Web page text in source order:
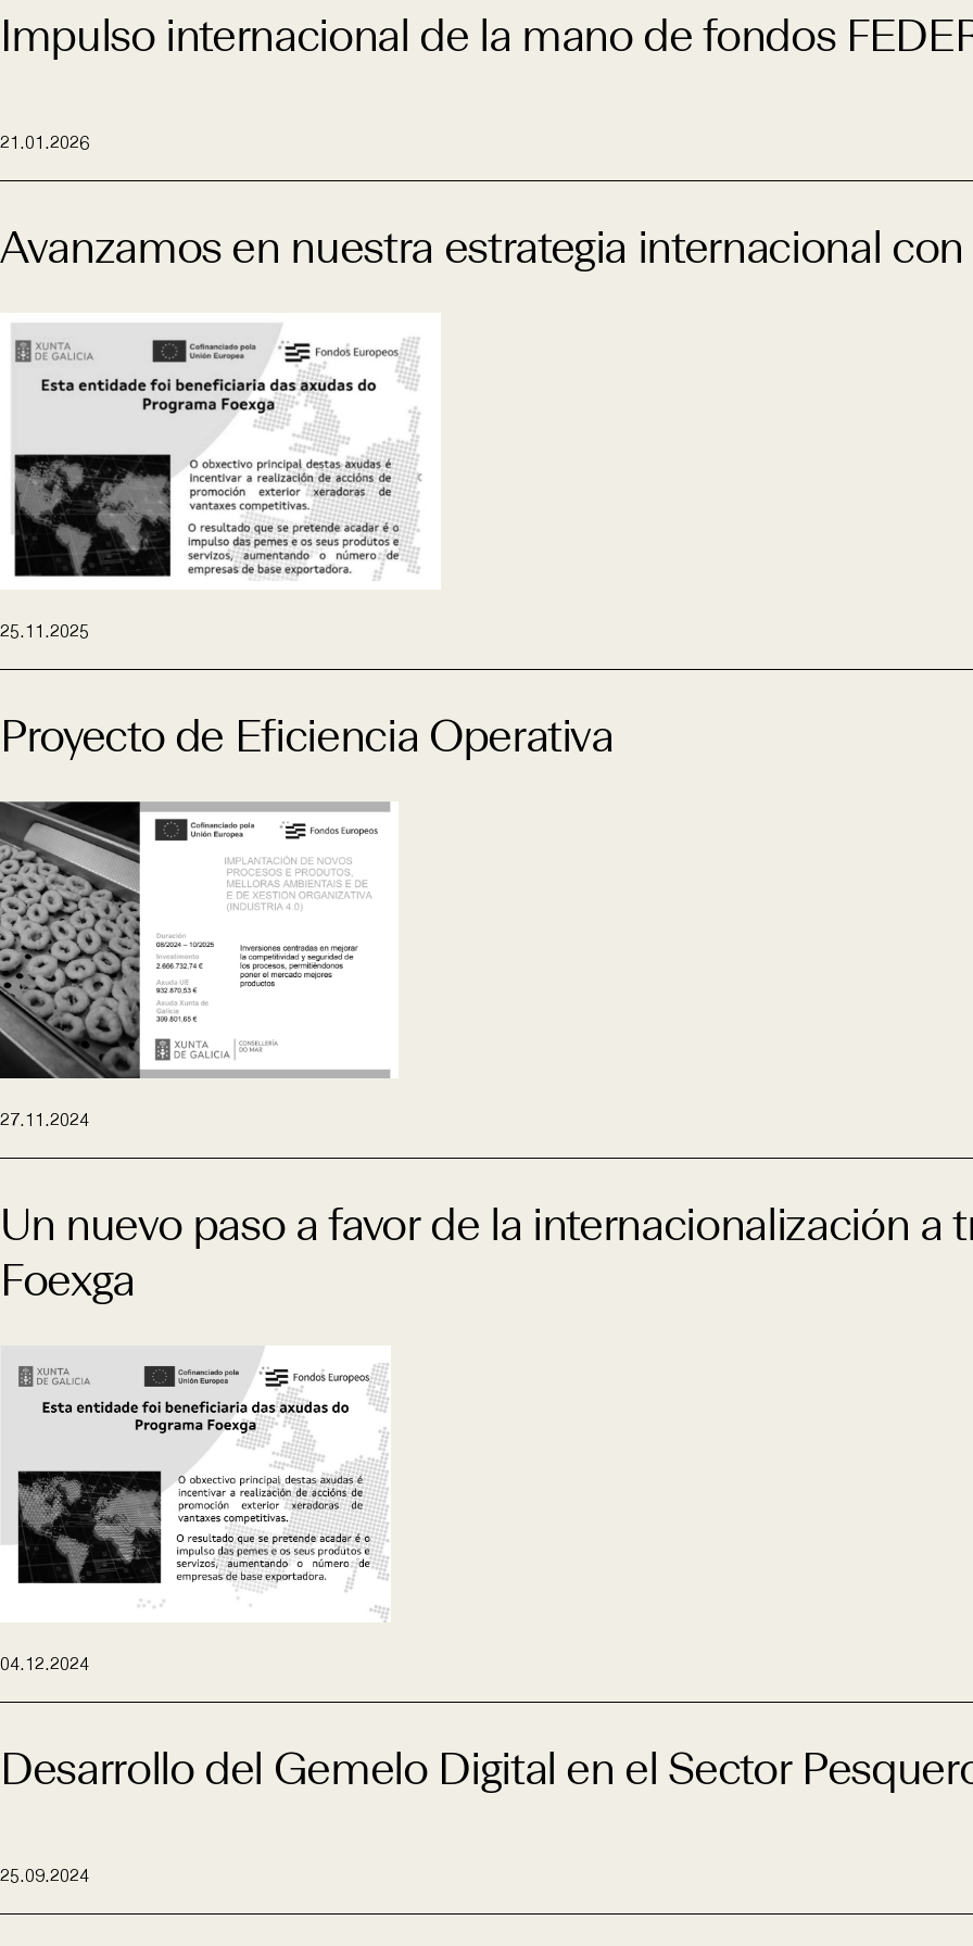
Impulso internacional de la mano de fondos
21.01.2026
Avanzamos en nuestra estrategia internacional
25.11.2025
Proyecto de Eficiencia Operativa
27.11.2024
Un nuevo paso a favor de la internacionalización a
Foexga
04.12.2024
Desarrollo del Gemelo Digital en el Sector
25.09.2024